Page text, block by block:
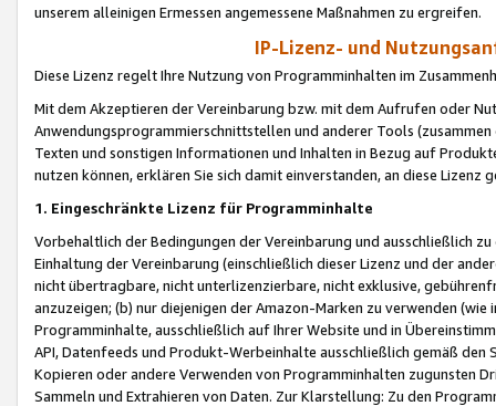
unserem alleinigen Ermessen angemessene Maßnahmen zu ergreifen.
IP-Lizenz- und
Diese Lizenz regelt Ihre Nutzung von Programminhalten im
Mit dem Akzeptieren der Vereinbarung bzw. mit dem Aufrufen oder
Anwendungsprogrammierschnittstellen und anderer Tools (zusammen
Texten und sonstigen Informationen und Inhalten in Bezug auf
nutzen können, erklären Sie sich damit einverstanden, an diese Lizenz
1. Eingeschränkte Lizenz für Programminhalte
Vorbehaltlich der Bedingungen der Vereinbarung und ausschließlich
Einhaltung der Vereinbarung (einschließlich dieser Lizenz und der
nicht übertragbare, nicht unterlizenzierbare, nicht exklusive,
anzuzeigen; (b) nur diejenigen der Amazon-Marken zu verwenden
Programminhalte, ausschließlich auf Ihrer Website und in
API, Datenfeeds und Produkt-Werbeinhalte ausschließlich gemäß
Kopieren oder andere Verwenden von Programminhalten zugunsten
Sammeln und Extrahieren von Daten. Zur Klarstellung: Zu den